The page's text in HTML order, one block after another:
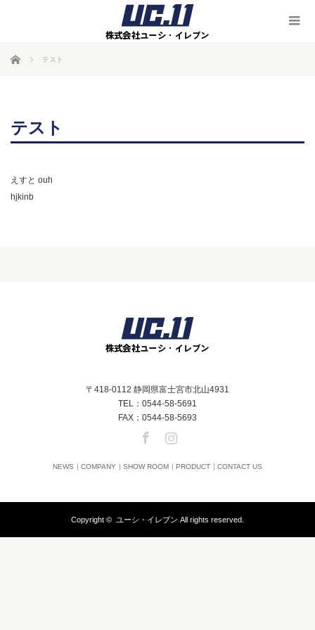
ホーム テスト
テスト
えすと ouh
hjkinb
〒418-0112 静岡県富士宮市北山4931
TEL：0544-58-5691
FAX：0544-58-5693
Facebook
NEWS COMPANY SHOW ROOM PRODUCT CONTACT US
Copyright © ユーシ・イレブン All rights reserved.